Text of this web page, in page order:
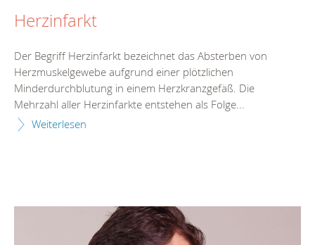
Herzinfarkt
Der Begriff Herzinfarkt bezeichnet das Absterben von
Herzmuskelgewebe aufgrund einer plötzlichen
Minderdurchblutung in einem Herzkranzgefäß. Die
Mehrzahl aller Herzinfarkte entstehen als Folge...
Weiterlesen